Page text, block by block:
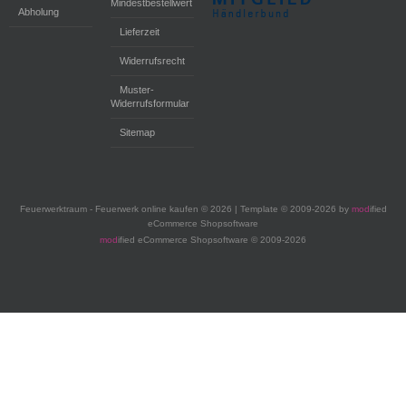
Abholung
Mindestbestellwert
Lieferzeit
Widerrufsrecht
Muster-
Widerrufsformular
Sitemap
Feuerwerktraum - Feuerwerk online kaufen © 2026 | Template © 2009-2026 by modified
eCommerce Shopsoftware
modified eCommerce Shopsoftware © 2009-2026